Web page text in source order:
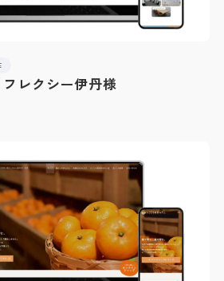
レクシー伊丹様